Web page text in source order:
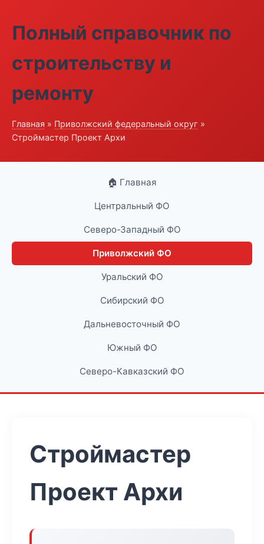
Полный справочник по
строительству и
ремонту
Главная » Приволжский федеральный округ »
Строймастер Проект Архи
🏠 Главная
Центральный ФО
Северо-Западный ФО
Приволжский ФО
Уральский ФО
Сибирский ФО
Дальневосточный ФО
Южный ФО
Северо-Кавказский ФО
Строймастер
Проект Архи